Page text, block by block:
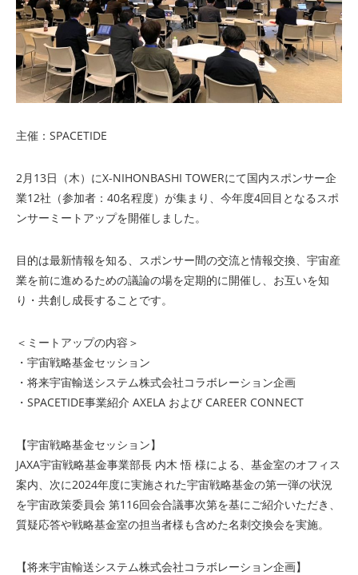
主催：SPACETIDE
2月13日（木）にX-NIHONBASHI TOWERにて国内スポンサー企
業12社（参加者：40名程度）が集まり、今年度4回目となるスポ
ンサーミートアップを開催しました。
目的は最新情報を知る、スポンサー間の交流と情報交換、宇宙産
業を前に進めるための議論の場を定期的に開催し、お互いを知
り・共創し成長することです。
＜ミートアップの内容＞
・宇宙戦略基金セッション
・将来宇宙輸送システム株式会社コラボレーション企画
・SPACETIDE事業紹介 AXELA および CAREER CONNECT
【宇宙戦略基金セッション】
JAXA宇宙戦略基金事業部長 内木 悟 様による、基金室のオフィス
案内、次に2024年度に実施された宇宙戦略基金の第一弾の状況
を宇宙政策委員会 第116回会合議事次第を基にご紹介いただき、
質疑応答や戦略基金室の担当者様も含めた名刺交換会を実施。
【将来宇宙輸送システム株式会社コラボレーション企画】